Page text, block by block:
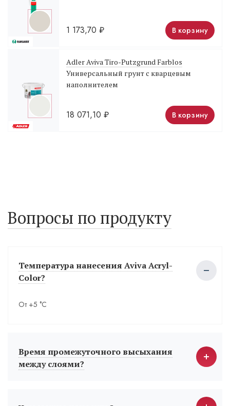
1 173,70 ₽ В корзину
Adler Aviva Tiro-Putzgrund Farblos
Универсальный грунт с кварцевым
наполнителем
18 071,10 ₽ В корзину
Вопросы по продукту
Температура нанесения Aviva Acryl-
Color?
От +5 °С
Время промежуточного высыхания
между слоями?